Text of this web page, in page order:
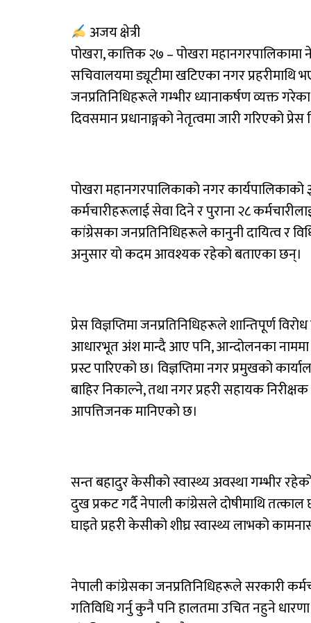
अजय क्षेत्री
पोखरा, कात्तिक २७ – पोखरा महानगरपालिकामा
सचिवालयमा ड्यूटीमा खटिएका नगर प्रहरीमाथि
जनप्रतिनिधिहरूले गम्भीर ध्यानाकर्षण व्यक्त
दिवसमान प्रधानाङ्गको नेतृत्वमा जारी गरिएको
पोखरा महानगरपालिकाको नगर
कर्मचारीहरूलाई सेवा दिने र पुराना २८
कांग्रेसका जनप्रतिनिधिहरूले कानुनी दायित्व र
अनुसार यो कदम आवश्यक रहेको बताएका छन्।
प्रेस विज्ञप्तिमा जनप्रतिनिधिहरूले शान्तिपूर्ण
आधारभूत अंश मान्दै आए पनि, आन्दोलनका नाममा
प्रस्ट पारिएको छ। विज्ञप्तिमा नगर प्रमुखको
बाहिर निकाल्ने, तथा नगर प्रहरी सहायक
आपत्तिजनक मानिएको छ।
सन्त बहादुर केसीको स्वास्थ्य अवस्था गम्भीर
दुख प्रकट गर्दै नेपाली कांग्रेसले दोषीमाथि
घाइते प्रहरी केसीको शीघ्र स्वास्थ्य लाभको
नेपाली कांग्रेसका जनप्रतिनिधिहरूले सरकारी
गतिविधि गर्नु कुनै पनि हालतमा उचित नहुने